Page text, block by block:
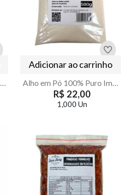
Adicionar ao carrinho
R$ 22,00
1,000 Un